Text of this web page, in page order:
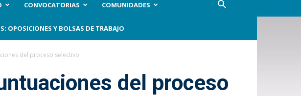
CONVOCATORIAS COMUNIDADES
OPOSICIONES Y BOLSAS DE TRABAJO
del proceso selectivo
del proceso